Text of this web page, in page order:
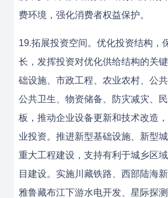
费环境，强化消费者权益保护。
19.拓展投资空间。优化投资结构，
长，发挥投资对优化供给结构的关
础设施、市政工程、农业农村、公共
公共卫生、物资储备、防灾减灾、
板，推动企业设备更新和技术改造
业投资。推进新型基础设施、新型
重大工程建设，支持有利于城乡区
目建设。实施川藏铁路、西部陆海
雅鲁藏布江下游水电开发、星际探